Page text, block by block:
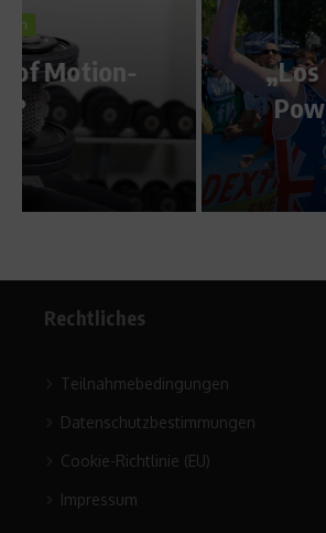
„Los Brownlee“ –
Power aus
Rechtliches
Teilnahmebedingungen
Datenschutzbestimmungen
Cookie-Richtlinie (EU)
Impressum